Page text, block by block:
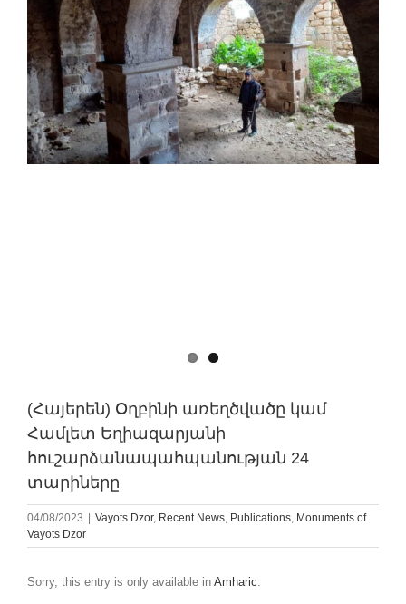
(Հայերեն) Օղբինի առեղծվածը կամ
Համլետ Եղիազարյանի
հուշարձանապահպանության 24
տարիները
04/08/2023 | Vayots Dzor, Recent News Publications Monuments of
Vayots Dzor
Sorry, this entry is only available in Amharic